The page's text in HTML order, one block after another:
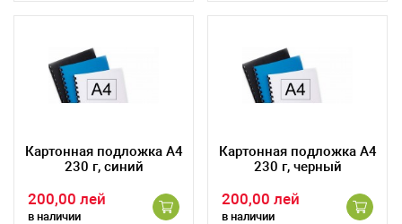
Картонная подложка А4
230 г, синий
200,00 лей
в наличии
Картонная подложка А4
230 г, черный
200,00 лей
в наличии